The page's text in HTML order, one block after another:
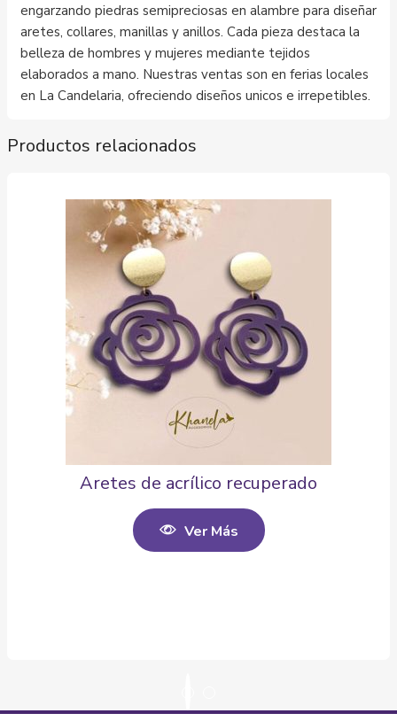
engarzando piedras semipreciosas en alambre para diseñar
aretes, collares, manillas y anillos. Cada pieza destaca la
belleza de hombres y mujeres mediante tejidos
elaborados a mano. Nuestras ventas son en ferias locales
en La Candelaria, ofreciendo diseños unicos e irrepetibles.
Productos relacionados
Aretes de acrílico recuperado
Ver Más